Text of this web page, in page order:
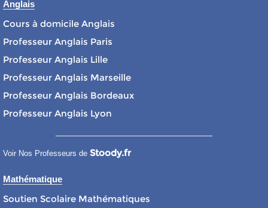
Anglais
Cours à domicile Anglais
Professeur Anglais Paris
Professeur Anglais Lille
Professeur Anglais Marseille
Professeur Anglais Bordeaux
Professeur Anglais Lyon
Voir Nos Professeurs de Stoody.fr
Mathématique
Soutien Scolaire Mathématiques